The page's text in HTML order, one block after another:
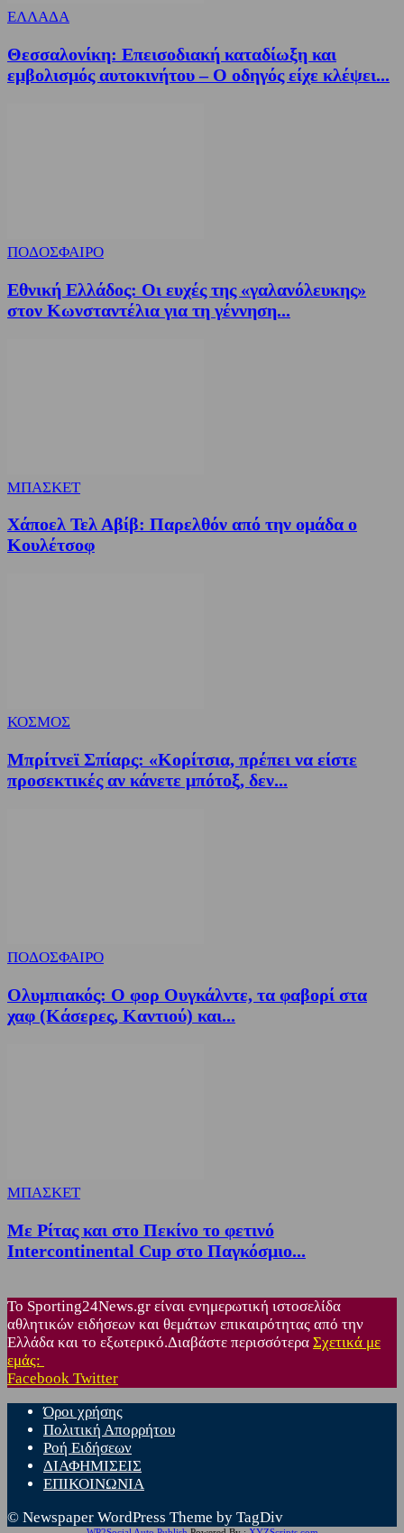
ΕΛΛΑΔΑ
Θεσσαλονίκη: Επεισοδιακή καταδίωξη και
εμβολισμός αυτοκινήτου – Ο οδηγός είχε κλέψει...
ΠΟΔΟΣΦΑΙΡΟ
Εθνική Ελλάδος: Οι ευχές της «γαλανόλευκης»
στον Κωνσταντέλια για τη γέννηση...
ΜΠΑΣΚΕΤ
Χάποελ Τελ Αβίβ: Παρελθόν από την ομάδα ο
Κουλέτσοφ
ΚΟΣΜΟΣ
Μπρίτνεϊ Σπίαρς: «Κορίτσια, πρέπει να είστε
προσεκτικές αν κάνετε μπότοξ, δεν...
ΠΟΔΟΣΦΑΙΡΟ
Ολυμπιακός: Ο φορ Ουγκάλντε, τα φαβορί στα
χαφ (Κάσερες, Καντιού) και...
ΜΠΑΣΚΕΤ
Με Ρίτας και στο Πεκίνο το φετινό
Intercontinental Cup στο Παγκόσμιο...
Το Sporting24News.gr είναι ενημερωτική ιστοσελίδα
αθλητικών ειδήσεων και θεμάτων επικαιρότητας από την
Ελλάδα και το εξωτερικό.Διαβάστε περισσότερα Σχετικά με
εμάς:
Facebook Twitter
Όροι χρήσης
Πολιτική Απορρήτου
Ροή Ειδήσεων
ΔΙΑΦΗΜΙΣΕΙΣ
ΕΠΙΚΟΙΝΩΝΙΑ
© Newspaper WordPress Theme by TagDiv